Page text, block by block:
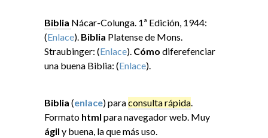
Biblia Nácar-Colunga. 1ª Edición, 1944:
(Enlace). Biblia Platense de Mons.
Straubinger: (Enlace). Cómo diferefenciar
una buena Biblia: (Enlace).
Biblia (enlace) paraconsulta rápida.
Formato html para navegador web. Muy
ágil y buena, la que más uso.